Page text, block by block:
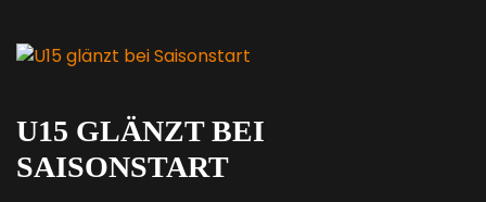
U15 GLÄNZT BEI
SAISONSTART